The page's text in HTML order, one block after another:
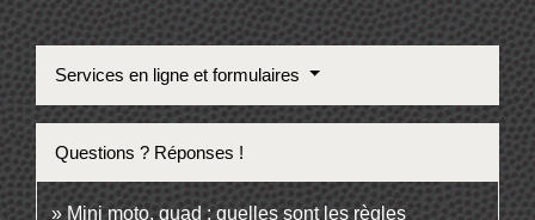
Services en ligne et formulaires
Questions ? Réponses !
Mini moto, quad : quelles sont les règles